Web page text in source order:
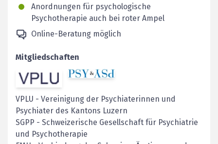
Anordnungen für psychologische
Psychotherapie auch bei roter Ampel
Online-Beratung möglich
Mitgliedschaften
VPLU - Vereinigung der Psychiaterinnen und
Psychiater des Kantons Luzern
SGPP - Schweizerische Gesellschaft für Psychiatrie
und Psychotherapie